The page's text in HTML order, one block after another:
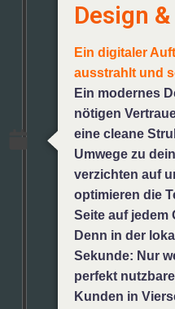
Design
Ein digitaler
ausstrahlt und
Ein modernes
nötigen
eine cleane
Umwege zu
verzichten auf
optimieren die
Seite auf jedem
Denn in der
Sekunde: Nur
perfekt
Kunden in